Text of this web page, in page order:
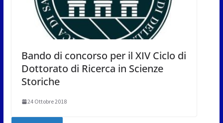
Bando di concorso per il XIV Ciclo di
Dottorato di Ricerca in Scienze
Storiche
24 Ottobre 2018